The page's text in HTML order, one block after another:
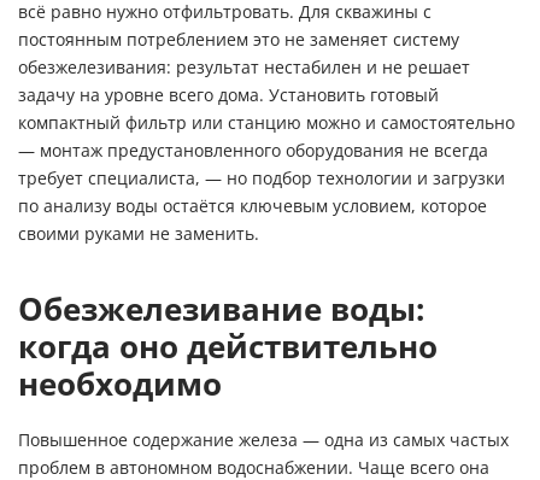
всё равно нужно отфильтровать. Для скважины с
постоянным потреблением это не заменяет систему
обезжелезивания: результат нестабилен и не решает
задачу на уровне всего дома. Установить готовый
компактный фильтр или станцию можно и самостоятельно
— монтаж предустановленного оборудования не всегда
требует специалиста, — но подбор технологии и загрузки
по анализу воды остаётся ключевым условием, которое
своими руками не заменить.
Обезжелезивание воды:
когда оно действительно
необходимо
Повышенное содержание железа — одна из самых частых
проблем в автономном водоснабжении. Чаще всего она